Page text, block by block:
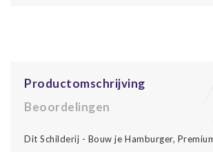
Productomschrijving
Beoordelingen
Dit Schilderij - Bouw je Hamburger,